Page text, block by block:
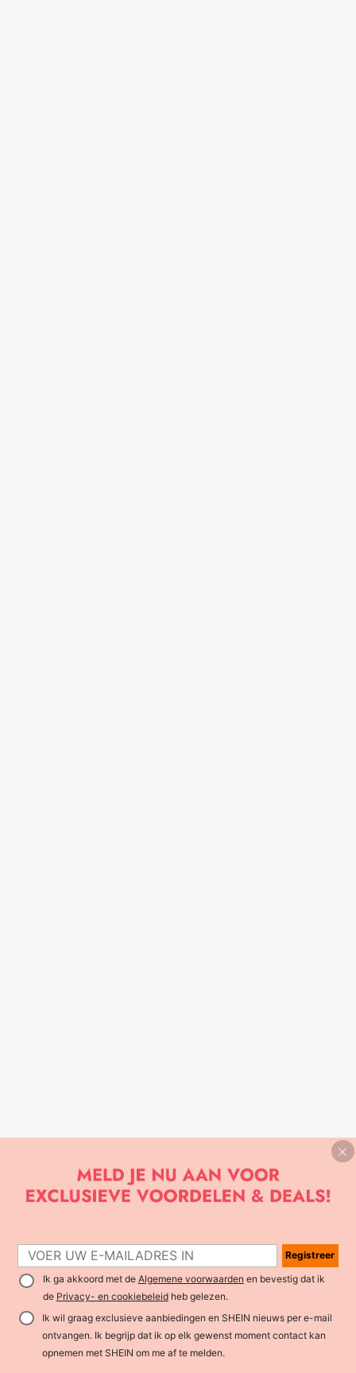
Registreer
Ik ga akkoord met de Algemene voorwaarden en bevestig dat ik
de Privacy- en cookiebeleidheb gelezen.
Ik wil graag exclusieve aanbiedingen en SHEIN nieuws per e-mail
ontvangen. Ik begrijp dat ik op elk gewenst moment contact kan
opnemen met SHEIN om me af te melden.